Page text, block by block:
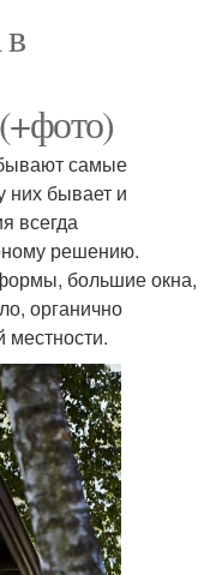
самые
них бывает и
всегда
решению.
большие окна,
органично